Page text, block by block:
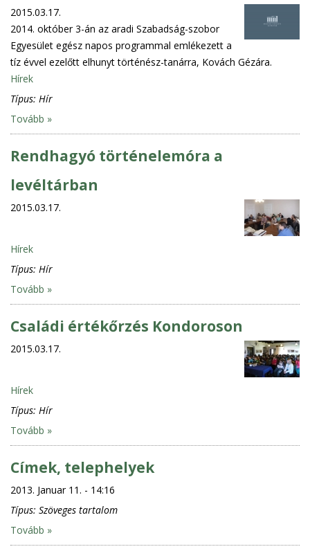
2015.03.17.
2014. október 3-án az aradi Szabadság-szobor
Egyesület egész napos programmal emlékezett a
tíz évvel ezelőtt elhunyt történész-tanárra, Kovách Gézára.
Hírek
Típus: Hír
Tovább »
Rendhagyó történelemóra a
levéltárban
2015.03.17.
Hírek
Típus: Hír
Tovább »
Családi értékőrzés Kondoroson
2015.03.17.
Hírek
Típus: Hír
Tovább »
Címek, telephelyek
2013. Januar 11. - 14:16
Típus: Szöveges tartalom
Tovább »